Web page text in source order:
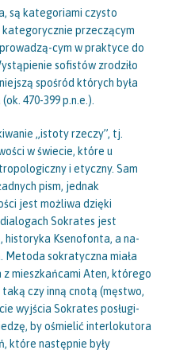
są kategoriami czysto
przeczącym
cym w praktyce do
sofistów zrodziło
spośród których była
470-399 p.n.e.).
„istoty rzeczy”, tj.
w świecie, które u
i etyczny. Sam
pism, jednak
jest możliwa dzięki
Sokrates jest
historyka Ksenofonta, a na-
sokratyczna miała
mieszkańcami Aten, którego
czy inną cnotą (męstwo,
wyjścia Sokrates posługi-
by ośmielić interlokutora
które następnie były